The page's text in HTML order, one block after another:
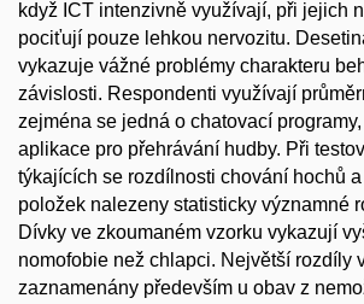
když ICT intenzivně využívají, při jejich
pociťují pouze lehkou nervozitu.
vykazuje vážné problémy charakteru
závislosti. Respondenti využívají
zejména se jedná o chatovací
aplikace pro přehrávání hudby. Při
týkajících se rozdílnosti chování hochů
položek nalezeny statisticky významné
Dívky ve zkoumaném vzorku vykazují
nomofobie než chlapci. Největší rozdíly
zaznamenány především u obav z